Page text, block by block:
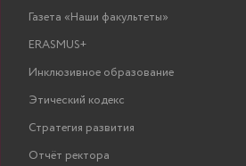
Газета «Наши факультеты»
ERASMUS+
Инклюзивное образование
Этический кодекс
Стратегия развития
Отчёт ректора